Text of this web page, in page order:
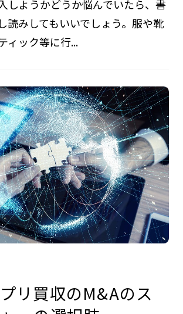
しようかどうか悩んでいたら、書
読みしてもいいでしょう。服や靴
ィック等に行...
リ買収のM&Aのス